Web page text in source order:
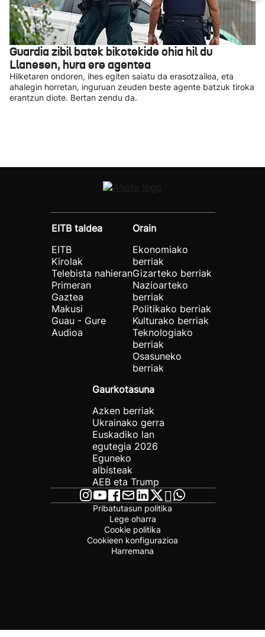
Guardia zibil batek bikotekide ohia hil du
Llanesen, hura ere agentea
Hilketaren ondoren, ihes egiten saiatu da erasotzailea, eta
ahalegin horretan, inguruan zeuden beste agente batzuk tiroka
erantzun diote. Bertan zendu da.
EITB taldea
EITB
Kirolak
Telebista nahieran
Primeran
Gaztea
Makusi
Guau - Gure
Audioa
Orain
Ekonomiako
berriak
Gizarteko berriak
Nazioarteko
berriak
Politikako berriak
Kulturako berriak
Teknologiako
berriak
Osasuneko
berriak
Gaurkotasuna
Azken berriak
Ukrainako gerra
Euskadiko lan
egutegia 2026
Eguneko
albisteak
AEB eta Trump
Pribatutasun politika
Lege oharra
Cookie politika
Cookieen konfigurazioa
Harremana